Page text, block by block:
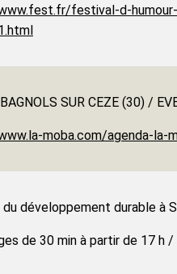
festival-d-
SUR CEZE (30) /
moba.com/agenda-la-
développement durable à
de 30 min à partir de 17 h /